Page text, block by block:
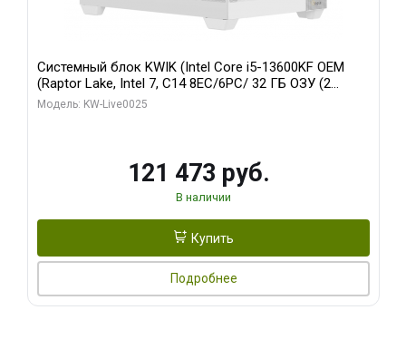
Системный блок KWIK (Intel Core i5-13600KF OEM
(Raptor Lake, Intel 7, C14 8EC/6PC/ 32 ГБ ОЗУ (2
модуля)/ Gigabyte RTX5060 WINDFORCE OC 8GB
Модель: KW-Live0025
121 473 руб.
В наличии
Купить
Подробнее